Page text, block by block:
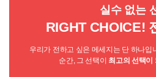
실수 없는
RIGHT CHOICE!
우리가 전하고 싶은 메세지는 단 하나입
순간, 그 선택이 최고의 선택이